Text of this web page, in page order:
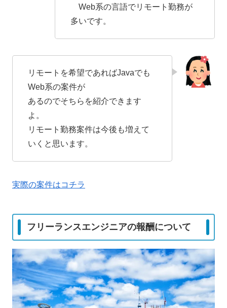
Web系の言語でリモート勤務が
多いです。
リモートを希望であればJavaでも
Web系の案件が
あるのでそちらを紹介できます
よ。
リモート勤務案件は今後も増えて
いくと思います。
実際の案件はコチラ
フリーランスエンジニアの報酬について